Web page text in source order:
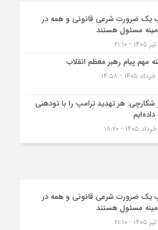
یک ضرورت شرعی قانونی و همه در
مسئول هستند
شکارچی: هر تهدید ترامپ را با تودهنی
یک ضرورت شرعی قانونی و همه در
مسئول هستند